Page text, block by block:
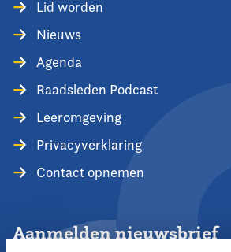
Lid worden
Nieuws
Agenda
Raadsleden Podcast
Leeromgeving
Privacyverklaring
Contact opnemen
Aanmelden nieuwsbrief